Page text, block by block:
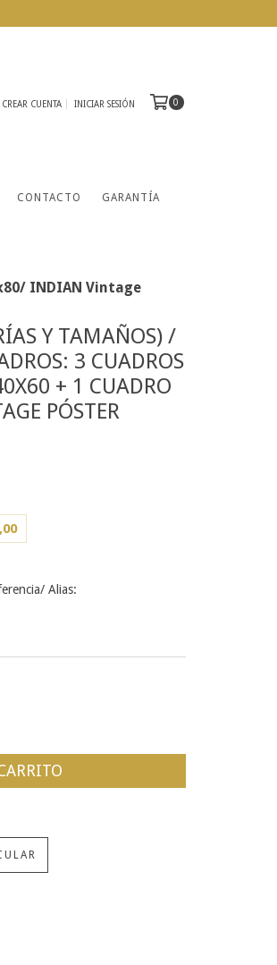
CREAR CUENTA INICIAR SESIÓN 0
CONTACTO GARANTÍA
INDIAN Vintage
Y TAMAÑOS) /
3 CUADROS
+ 1 CUADRO
PÓSTER
Alias: